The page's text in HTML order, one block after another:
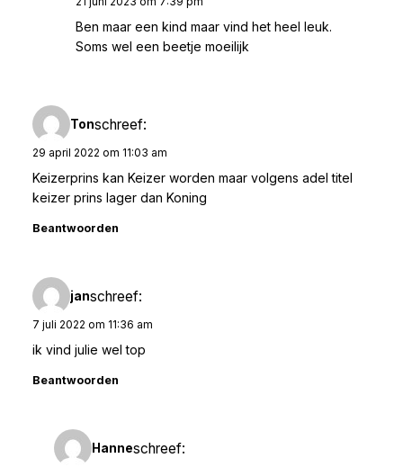
Ben maar een kind maar vind het heel leuk.
Soms wel een beetje moeilijk
Tonschreef:
29 april 2022 om 11:03 am
Keizerprins kan Keizer worden maar volgens adel titel
keizer prins lager dan Koning
Beantwoorden
janschreef:
7 juli 2022 om 11:36 am
ik vind julie wel top
Beantwoorden
Hanneschreef: